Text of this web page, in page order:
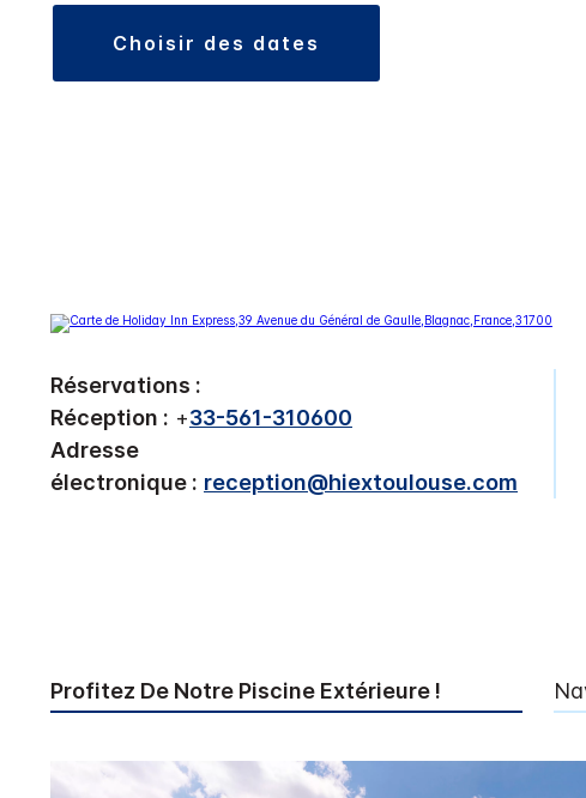
choisir des dates
Réservations :
Réception : +33-561-310600
Adresse
électronique : reception@hiextoulouse.com
Profitez De Notre Piscine Extérieure !